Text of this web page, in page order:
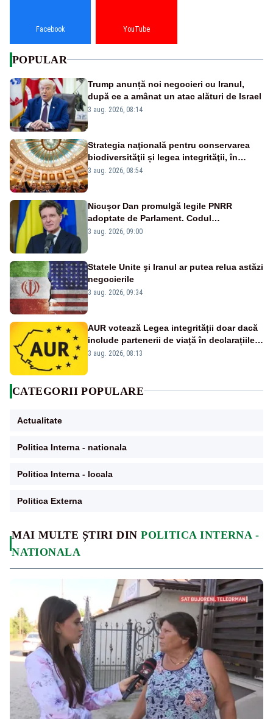
MAI MULTE ȘTIRI DINPOLITICA INTERNA -
NATIONALA
Facebook YouTube
POPULAR
Trump anunță noi negocieri cu Iranul,
după ce a amânat un atac alături de Israel
3 aug. 2026, 08:14
Strategia naţională pentru conservarea
biodiversităţii și legea integrităţii, în
dezbatere
3 aug. 2026, 08:54
Nicușor Dan promulgă legile PNRR
adoptate de Parlament. Codul
urbanismului, printre actele normative
3 aug. 2026, 09:00
Statele Unite şi Iranul ar putea relua astăzi
negocierile
3 aug. 2026, 09:34
AUR votează Legea integrității doar dacă
include partenerii de viață în declarațiile
de avere și interese, așa cum a anunțat
trebuie să plece din funcție: fără excepții!
3 aug. 2026, 08:13
CATEGORII POPULARE
Actualitate
Politica Interna - nationala
Politica Interna - locala
Politica Externa